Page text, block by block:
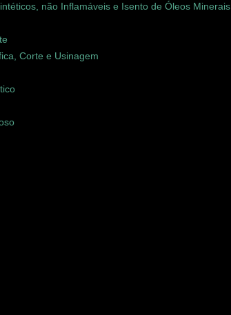
não Inflamáveis e Isento de Óleos Minerais
Corte e Usinagem